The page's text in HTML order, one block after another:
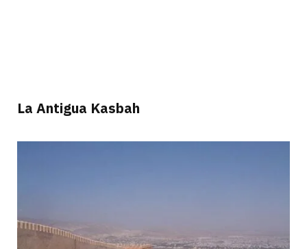
La Antigua Kasbah